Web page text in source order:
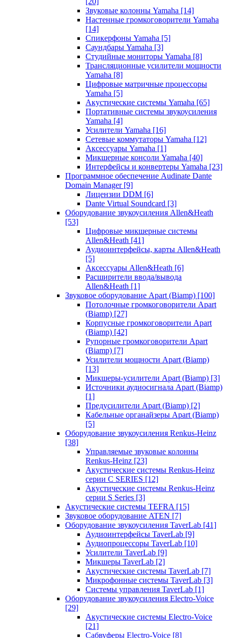
Звуковые колонны Yamaha [14]
Настенные громкоговорители Yamaha
[14]
Спикерфоны Yamaha [5]
Саундбары Yamaha [3]
Студийные мониторы Yamaha [8]
Трансляционные усилители мощности
Yamaha [8]
Цифровые матричные процессоры
Yamaha [5]
Акустические системы Yamaha [65]
Портативные системы звукоусиления
Yamaha [4]
Усилители Yamaha [16]
Сетевые коммутаторы Yamaha [12]
Аксессуары Yamaha [1]
Микшерные консоли Yamaha [40]
Интерфейсы и конвертеры Yamaha [23]
Программное обеспечение Audinate Dante
Domain Manager [9]
Лицензии DDM [6]
Dante Virtual Soundcard [3]
Оборудование звукоусиления Allen&Heath
[53]
Цифровые микшерные системы
Allen&Heath [41]
Аудиоинтерфейсы, карты Allen&Heath
[5]
Аксессуары Allen&Heath [6]
Расширители ввода/вывода
Allen&Heath [1]
Звуковое оборудование Apart (Biamp) [100]
Потолочные громкоговорители Apart
(Biamp) [27]
Корпусные громкоговорители Apart
(Biamp) [42]
Рупорные громкоговорители Apart
(Biamp) [7]
Усилители мощности Apart (Biamp)
[13]
Микшеры-усилители Apart (Biamp) [3]
Источники аудиосигнала Apart (Biamp)
[1]
Предусилители Apart (Biamp) [2]
Кабельные органайзеры Apart (Biamp)
[5]
Оборудование звукоусиления Renkus-Heinz
[38]
Управляемые звуковые колонны
Renkus-Heinz [23]
Акустические системы Renkus-Heinz
серии C SERIES [12]
Акустические системы Renkus-Heinz
серии S Series [3]
Акустические системы TEFRA [15]
Звуковое оборудование ATEN [7]
Оборудование звукоусиления TaverLab [41]
Аудиоинтерфейсы TaverLab [9]
Аудиопроцессоры TaverLab [10]
Усилители TaverLab [9]
Микшеры TaverLab [2]
Акустические системы TaverLab [7]
Микрофонные системы TaverLab [3]
Системы управления TaverLab [1]
Оборудование звукоусиления Electro-Voice
[29]
Акустические системы Electro-Voice
[21]
Сабвуферы Electro-Voice [8]